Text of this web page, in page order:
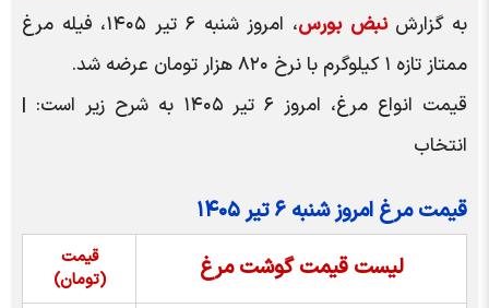
به گزارشنبض بورس
، امروز شنبه ۶ تیر ۱۴۰۵، فیله مرغ
ممتاز تازه ۱ کیلوگرم با نرخ ۸۲۰ هزار تومان عرضه شد.
قیمت انواع مرغ، امروز ۶ تیر ۱۴۰۵ به شرح زیر است: |
انتخاب
قیمت مرغ امروز شنبه ۶ تیر ۱۴۰۵
لیست قیمت گوشت مرغ
قیمت
(تومان)